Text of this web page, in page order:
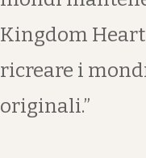
Kingdom
ricreare i
originali.”